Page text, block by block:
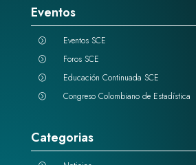
Eventos
= Eventos SCE
= Foros SCE
= Educación Continuada SCE
= Congreso Colombiano de Estadística
Categorias